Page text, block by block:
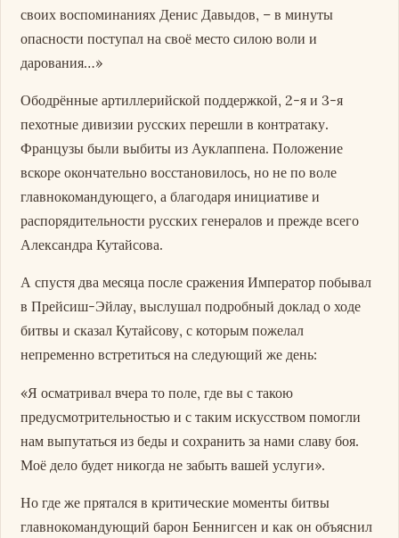
своих воспоминаниях Денис Давыдов, – в минуты
опасности поступал на своё место силою воли и
дарования…»
Ободрённые артиллерийской поддержкой, 2-я и 3-я
пехотные дивизии русских перешли в контратаку.
Французы были выбиты из Ауклаппена. Положение
вскоре окончательно восстановилось, но не по воле
главнокомандующего, а благодаря инициативе и
распорядительности русских генералов и прежде всего
Александра Кутайсова.
А спустя два месяца после сражения Император побывал
в Прейсиш-Эйлау, выслушал подробный доклад о ходе
битвы и сказал Кутайсову, с которым пожелал
непременно встретиться на следующий же день:
«Я осматривал вчера то поле, где вы с такою
предусмотрительностью и с таким искусством помогли
нам выпутаться из беды и сохранить за нами славу боя.
Моё дело будет никогда не забыть вашей услуги».
Но где же прятался в критические моменты битвы
главнокомандующий барон Беннигсен и как он объяснил